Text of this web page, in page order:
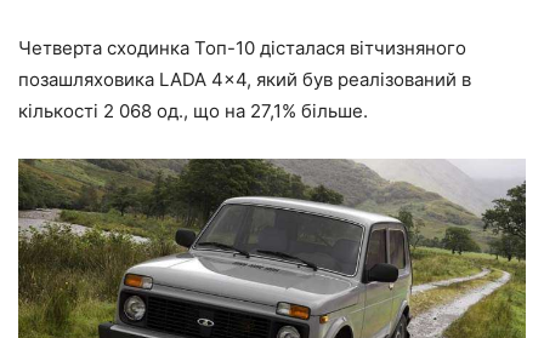
Четверта сходинка Топ-10 дісталася вітчизняного
позашляховика LADA 4×4, який був реалізований в
кількості 2 068 од., що на 27,1% більше.